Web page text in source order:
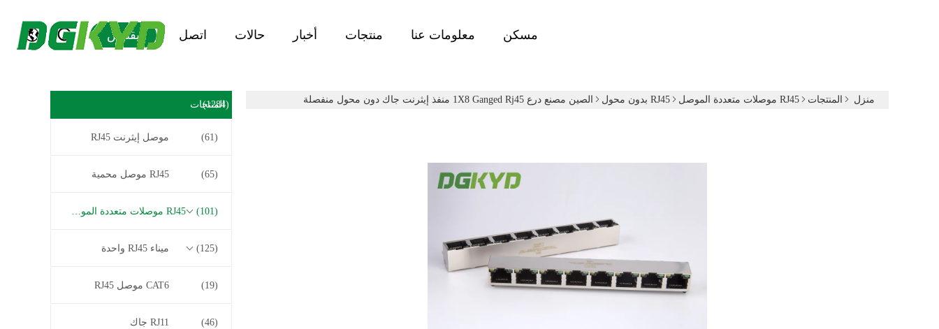
مسكن معلومات عنا منتجات أخبار حالات اتصل يقتبس
المنتجات(1284)
موصل إيثرنت RJ45 (61)
RJ45 موصل محمية (65)
RJ45 موصلات متعددة الموصل (101)
ميناء RJ45 واحدة (125)
CAT6 موصل RJ45 (19)
RJ11 جاك (46)
منزل المنتجات RJ45 موصلات متعددة الموصل RJ45 بدون محول الصين مصنع درع 1X8 Ganged Rj45 منفذ إيثرنت جاك دون محول منفصلة